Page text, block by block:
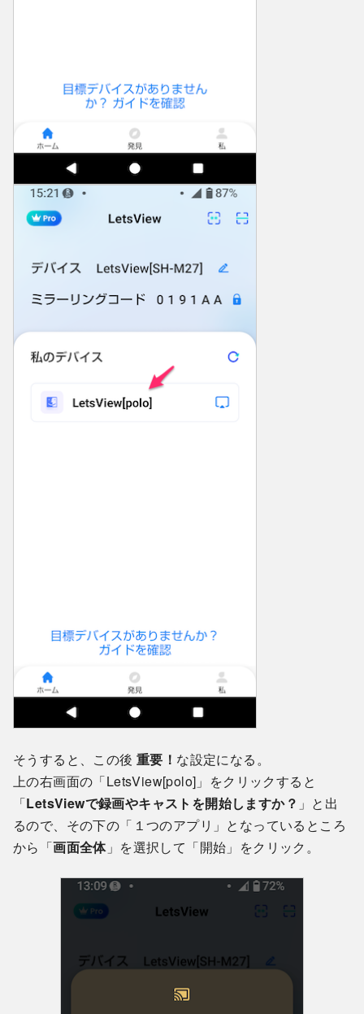
そうすると、この後 重要！ な設定になる。
上の右画面の「LetsView[polo]」をクリックすると
「LetsViewで録画やキャストを開始しますか？ 」と出
るので、その下の「１つのアプリ」となっているところ
から「画面全体」を選択して「開始」をクリック。